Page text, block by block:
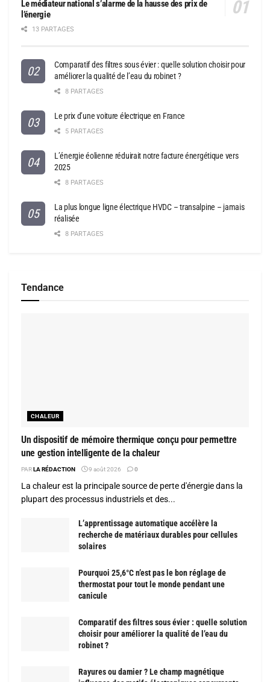
Le médiateur national s’alarme de la hausse des prix de
l’énergie
13 PARTAGES
Comparatif des filtres sous évier : quelle solution choisir pour
améliorer la qualité de l’eau du robinet ?
8 PARTAGES
Le prix d’une voiture électrique en France
5 PARTAGES
L’énergie éolienne réduirait notre facture énergétique vers
2025
8 PARTAGES
La plus longue ligne électrique HVDC – transalpine – jamais
réalisée
8 PARTAGES
Tendance
CHALEUR
Un dispositif de mémoire thermique conçu pour permettre
une gestion intelligente de la chaleur
PARLA RÉDACTION 9 août 2026 0
La chaleur est la principale source de perte d'énergie dans la
plupart des processus industriels et des...
L’apprentissage automatique accélère la
recherche de matériaux durables pour cellules
solaires
Pourquoi 25,6°C n’est pas le bon réglage de
thermostat pour tout le monde pendant une
canicule
Comparatif des filtres sous évier : quelle solution
choisir pour améliorer la qualité de l’eau du
robinet ?
Rayures ou damier ? Le champ magnétique